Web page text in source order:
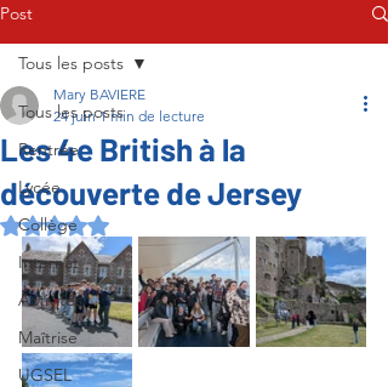
Post
Tous les posts
Rentrée
Lycée
Collège
Internat
Activités
Maîtrise
UGSEL
Tous les posts
Les 4e British à la
découverte de Jersey
Mary BAVIERE
24 juin 1 min de lecture
Noté NaN étoiles sur 5.